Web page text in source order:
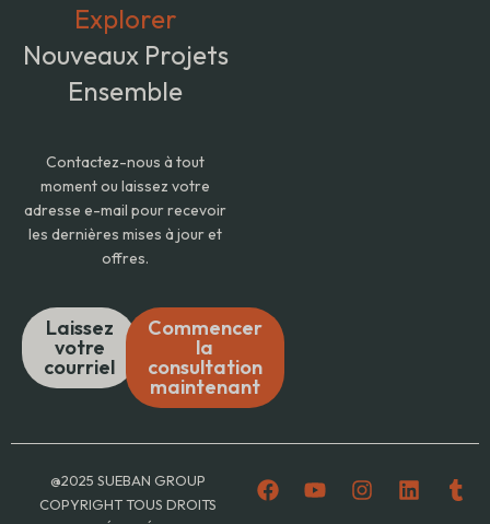
Explorer
Nouveaux Projets
Ensemble
Contactez-nous à tout
moment ou laissez votre
adresse e-mail pour recevoir
les dernières mises à jour et
offres.
Laissez
votre
courriel
Commencer
la
consultation
maintenant
@2025 SUEBAN GROUP
COPYRIGHT TOUS DROITS
F
a
Y
o
I
n
L
i
T
u